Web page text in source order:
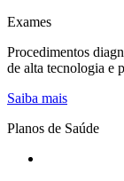
Exames
Procedimentos
de alta tecnologia e
Saiba mais
Planos de Saúde